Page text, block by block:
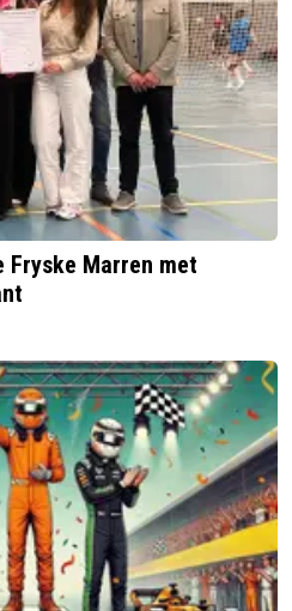
Fryske Marren met